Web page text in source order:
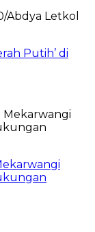
Putih’ di